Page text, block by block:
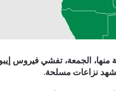
منها، الجمعة، تفشي فيروس
نزاعات مسلحة.